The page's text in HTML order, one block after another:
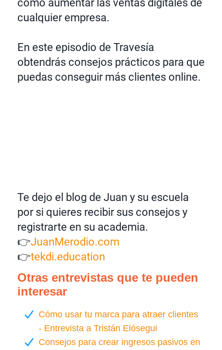
cómo aumentar las ventas digitales de
cualquier empresa.
En este episodio de Travesía
obtendrás consejos prácticos para que
puedas conseguir más clientes online.
Te dejo el blog de Juan y su escuela
por si quieres recibir sus consejos y
registrarte en su academia.
👉JuanMerodio.com
👉tekdi.education
Otras entrevistas que te pueden
interesar
Cómo usar tu marca para atraer clientes
- Entrevista a Tristán Elósegui
Consejos para crear ingresos pasivos en